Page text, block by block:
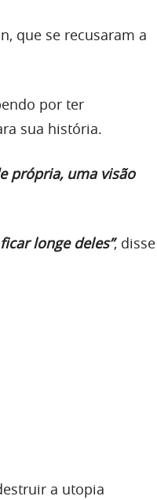
que se recusaram a
por ter
sua história.
própria, uma visão
longe deles”, disse
a utopia